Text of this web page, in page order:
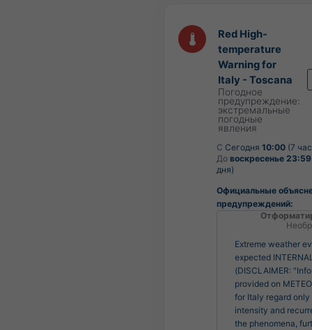
Red High-
temperature
Warning for
Italy - Toscana
Погодное
предупреждение:
экстремальные
погодные
явления
С Сегодня 10:00 (7
До воскресенье 23:59
дня)
Официальные
предупреждений:
Extreme weather
expected
(DISCLAIMER:
provided on
for Italy regard only
intensity and
the phenomena,